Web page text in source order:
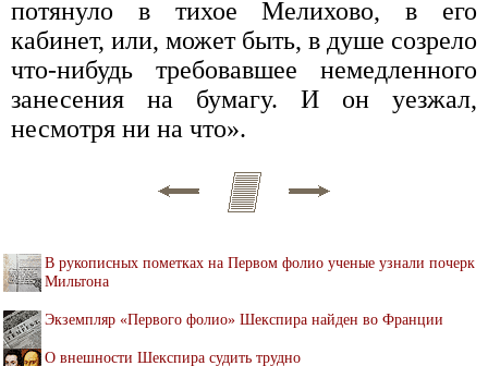
потянуло в тихое Мелихово, в его
кабинет, или, может быть, в душе созрело
что-нибудь требовавшее немедленного
занесения на бумагу. И он уезжал,
несмотря ни на что».
В рукописных пометках на Первом фолио ученые узнали почерк
Мильтона
Экземпляр «Первого фолио» Шекспира найден во Франции
О внешности Шекспира судить трудно